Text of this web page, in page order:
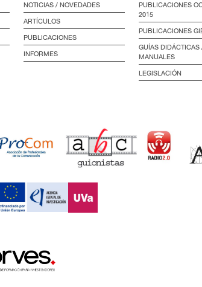
NOTICIAS / NOVEDADES
ARTÍCULOS
PUBLICACIONES
INFORMES
PUBLICACIONES
2015
PUBLICACIONES
GUÍAS DIDÁCTICAS
MANUALES
LEGISLACIÓN